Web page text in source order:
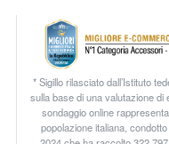
* Sigillo rilasciato dall’Istituto
sulla base di una valutazione di
sondaggio online
popolazione italiana,